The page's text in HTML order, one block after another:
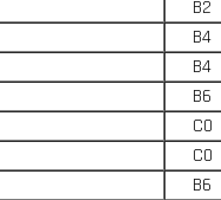
B2
B4
B4
B6
C0
C0
B6